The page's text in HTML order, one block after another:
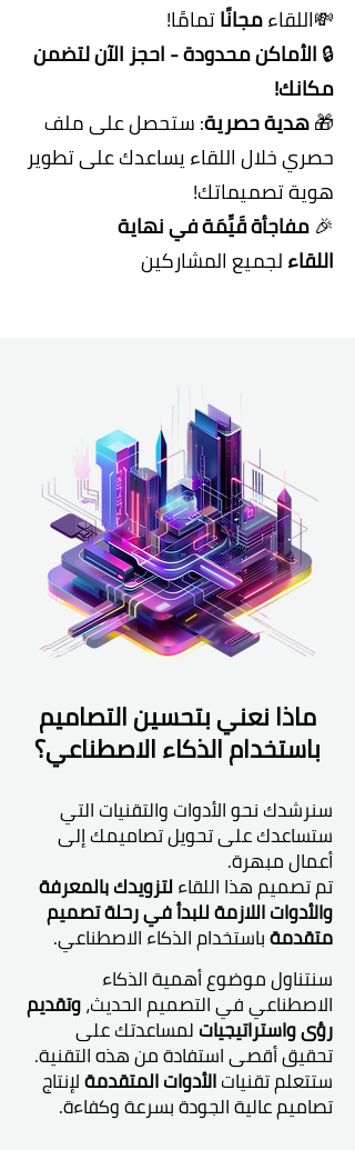
💸اللقاءمجانًاتمامًا!
🔒الأماكن محدودة - احجز الآن لتضمن
مكانك!
🎁هدية حصرية: ستحصل على ملف
حصري خلال اللقاء يساعدك على تطوير
هوية تصميماتك!
🎉مفاجأة قَيِّمَة في نهاية
اللقاءلجميع المشاركين
ماذا نعني بتحسين التصاميم
باستخدام الذكاء الاصطناعي؟
سنرشدك نحو الأدوات والتقنيات التي
ستساعدك على تحويل تصاميمك إلى
أعمال مبهرة.
تم تصميم هذا اللقاءلتزويدك بالمعرفة
والأدوات اللازمة للبدأ في رحلة تصميم
متقدمةباستخدام الذكاء الاصطناعي.
سنتناول موضوع أهمية الذكاء
الاصطناعي في التصميم الحديث،وتقديم
رؤى واستراتيجياتلمساعدتك على
تحقيق أقصى استفادة من هذه التقنية.
ستتعلم تقنياتالأدوات المتقدمةلإنتاج
تصاميم عالية الجودة بسرعة وكفاءة.